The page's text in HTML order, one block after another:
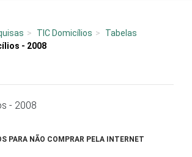
TIC Domicílios
Tabelas
- 2008
- 2008
PARA NÃO COMPRAR PELA INTERNET